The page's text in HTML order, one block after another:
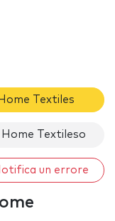
Textiles
Textileso
un errore